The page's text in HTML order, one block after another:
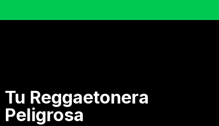
Tu Reggaetonera
Peligrosa